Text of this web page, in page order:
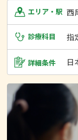
エリア・駅 西
診療科目 指
詳細条件 日